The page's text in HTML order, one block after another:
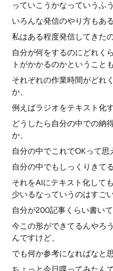
っていこうかなっていうふ
いろんな発信のやり方もあ
私はある程度発信してきたの
自分が何をするのにどれく
トがかかるのかということ
それぞれの作業時間がどれ
か、
例えばラジオをテキスト化
どうしたら自分の中での納
か、
自分の中でこれでOKって思
自分の中でもしっくりきて
それをAIにテキスト化して
少いるなっていうのはすご
自分が200記事くらい書いて
今この形ができてるんやろ
んですけど、
でも何か参考になればなと思